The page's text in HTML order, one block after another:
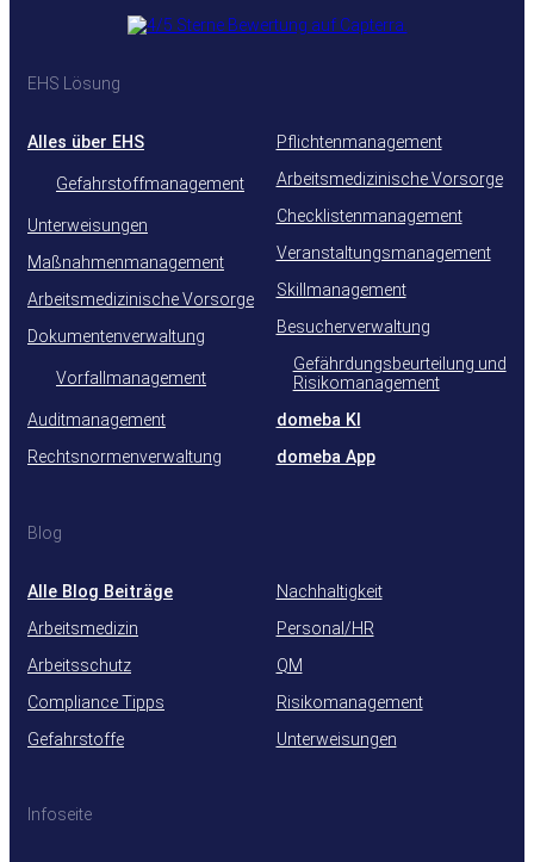
EHS Lösung
Alles über EHS
Gefahrstoffmanagement
Unterweisungen
Maßnahmenmanagement
Arbeitsmedizinische Vorsorge
Dokumentenverwaltung
Vorfallmanagement
Auditmanagement
Rechtsnormenverwaltung
Pflichtenmanagement
Arbeitsmedizinische Vorsorge
Checklistenmanagement
Veranstaltungsmanagement
Skillmanagement
Besucherverwaltung
Gefährdungsbeurteilung und
Risikomanagement
domeba KI
domeba App
Blog
Alle Blog Beiträge
Arbeitsmedizin
Arbeitsschutz
Compliance Tipps
Gefahrstoffe
Nachhaltigkeit
Personal/HR
QM
Risikomanagement
Unterweisungen
Infoseite